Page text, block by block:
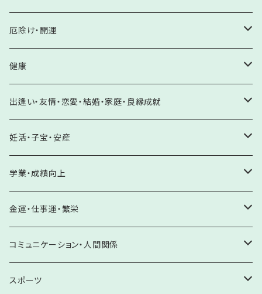
水晶
水晶系（ローズクォーツ・アメジスト・シトリン他）
ヒーリングチューナー
浄化アイテム
極印 酒粕塩
岩塩
原石
水晶クラスター
アメジスト
サンキャッチャー
シリスタミスト
アロマスプレー
セレナイト
ワンド
ホロスコープ
誕生石
1月 ガーネット
2月 アメジスト・クリソベリルキャッツアイ
厄除け・開運
厄除け・邪気払い
厄年・八方除け
邪気除け・悪霊除け
開運・願望成就
未来を切り開く
夢を見つける・夢の実現
健康
健康増進・体力回復
病気平癒
がん予防・克服のお守り
循環器系・血液疾患
ケガ予防・克服
出逢い・友情・恋愛・結婚・家庭・良縁成就
自分らしさを輝かす・自己肯定・自信
友情・絆
出逢い・良縁成就
恋愛成就
結婚・家庭円満
妊活・子宝・安産
妊活・不妊解消
子宝
安産
学業・成績向上
夢や目標を見つける
やる気UP・成績向上
やる気UP・向上心
受験・試験
金運・仕事運・繁栄
金運向上
収入UP・おこづかいUP・臨時収入
商売繁盛・事業発展
コミュニケーション・人間関係
人間関係向上
スポーツ